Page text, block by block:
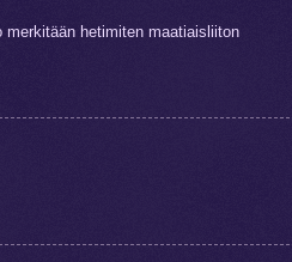
merkitään hetimiten maatiaisliiton